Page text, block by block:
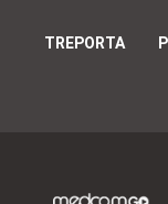
TREPORTA